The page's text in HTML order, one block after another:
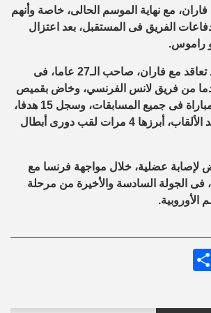
مع نهاية الموسم الحالى، خاصة وأنهم
الفريق فى المستقبل، بعد اعتزال
راموس.
وكان ريال مدريد، قد تعاقد مع فاران، صاحب الـ27 عاما، فى
2011، قادما من فريق لانس الفرنسي، وخاض بقميص
الفريق الملكى 329 مباراة فى جميع المسابقات، وسجل 15 هدفا،
ونجح فى التتويج بعديد الألقاب، أبرزها 4 مرات لقب دورى أبطال
لإصابة عضلية، خلال مواجهة فرنسا مع
فى الجولة السادسة والأخيرة من مرحلة
Email